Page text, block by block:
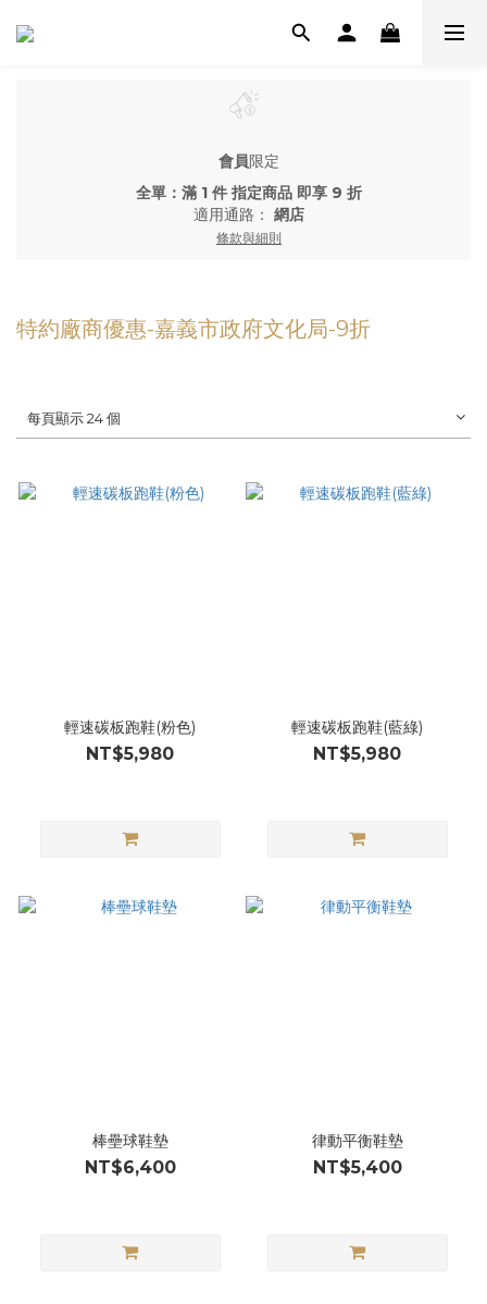
會員限定
全單：滿 1 件 指定商品 即享 9 折
適用通路： 網店
條款與細則
特約廠商優惠-嘉義市政府文化局-9折
每頁顯示 24 個
輕速碳板跑鞋(粉色)
NT$5,980
輕速碳板跑鞋(藍綠)
NT$5,980
棒壘球鞋墊
NT$6,400
律動平衡鞋墊
NT$5,400